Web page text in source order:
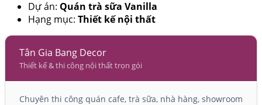
Dự án: Quán trà sữa Vanilla
Hạng mục: Thiết kế nội thất
Tân Gia Bang Decor
Thiết kế & thi công nội thất trọn gói
Chuyên thi công quán cafe, trà sữa, nhà hàng, showroom